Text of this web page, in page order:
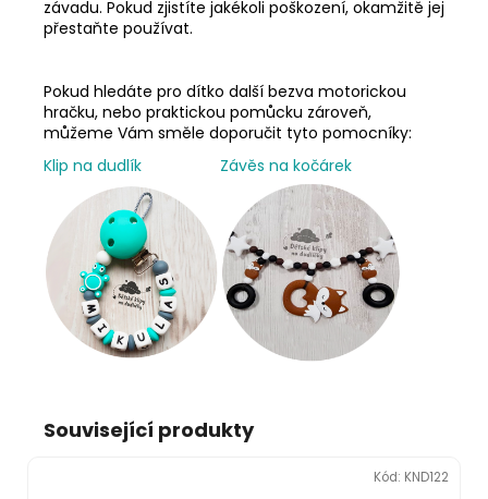
závadu. Pokud zjistíte jakékoli poškození, okamžitě jej
přestaňte používat.
Pokud hledáte pro dítko další bezva motorickou
hračku, nebo praktickou pomůcku zároveň,
můžeme Vám směle doporučit tyto pomocníky:
Klip na dudlík
Závěs na kočárek
Související produkty
Kód: KND122